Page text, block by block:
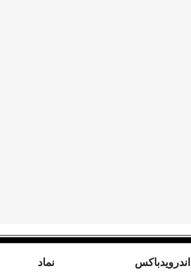
اندرویدباکس نماد